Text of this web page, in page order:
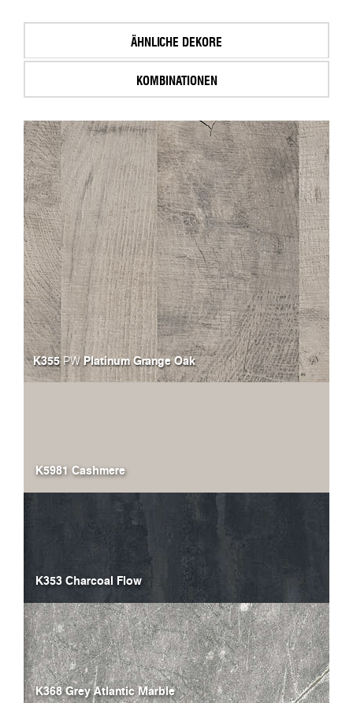
ÄHNLICHE DEKORE
KOMBINATIONEN
K355PWPlatinum Grange Oak
K5981 Cashmere
K353 Charcoal Flow
K368 Grey Atlantic Marble